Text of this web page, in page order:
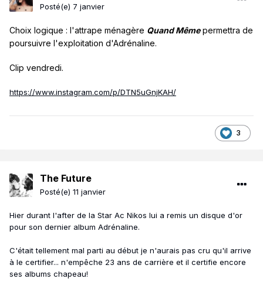
Posté(e) 7 janvier
Choix logique : l'attrape ménagère Quand Mêmepermettra de
poursuivre l'exploitation d'Adrénaline.
Clip vendredi.
https://www.instagram.com/p/DTN5uGnjKAH/
3
The Future
Posté(e) 11 janvier
Hier durant l'after de la Star Ac Nikos lui a remis un disque d'or
pour son dernier album Adrénaline.
C'était tellement mal parti au début je n'aurais pas cru qu'il arrive
à le certifier... n'empêche 23 ans de carrière et il certifie encore
ses albums chapeau!